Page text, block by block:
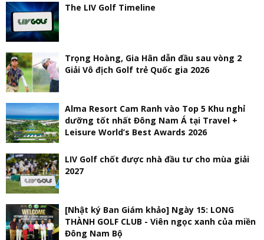
The LIV Golf Timeline
Trọng Hoàng, Gia Hân dẫn đầu sau vòng 2
Giải Vô địch Golf trẻ Quốc gia 2026
Alma Resort Cam Ranh vào Top 5 Khu nghỉ
dưỡng tốt nhất Đông Nam Á tại Travel +
Leisure World’s Best Awards 2026
LIV Golf chốt được nhà đầu tư cho mùa giải
2027
[Nhật ký Ban Giám khảo] Ngày 15: LONG
THÀNH GOLF CLUB - Viên ngọc xanh của miền
Đông Nam Bộ